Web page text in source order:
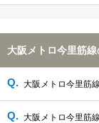
大阪メトロ今里筋
大阪メトロ今里筋
大阪メトロ今里筋